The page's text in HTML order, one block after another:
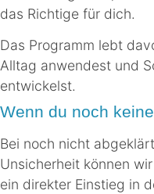
das Richtige für dich.
Das Programm lebt
Alltag anwendest und
entwickelst.
Wenn du noch
Bei noch nicht
Unsicherheit können
ein direkter Einstieg in